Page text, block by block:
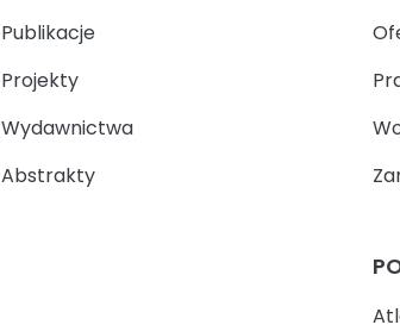
Publikacje
Projekty
Wydawnictwa
Abstrakty